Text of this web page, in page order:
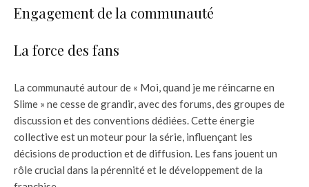
Engagement de la communauté
La force des fans
La communauté autour de « Moi, quand je me réincarne en
Slime » ne cesse de grandir, avec des forums, des groupes de
discussion et des conventions dédiées. Cette énergie
collective est un moteur pour la série, influençant les
décisions de production et de diffusion. Les fans jouent un
rôle crucial dans la pérennité et le développement de la